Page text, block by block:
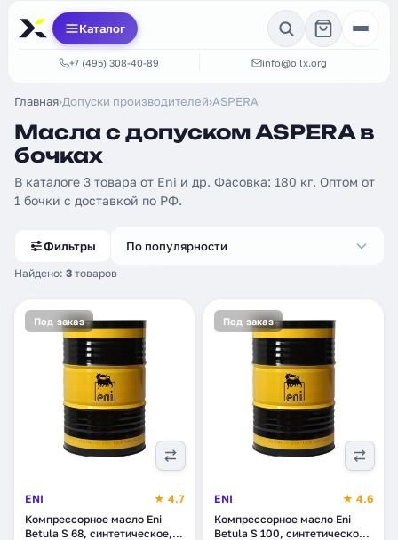
Каталог
+7 (495) 308-40-89 info@oilx.org
Главная›Допуски производителей›ASPERA
Масла с допуском ASPERA в
бочках
В каталоге 3 товара от Eni и др. Фасовка: 180 кг. Оптом от
1 бочки с доставкой по РФ.
Фильтры
Найдено: 3 товаров
По популярности
Под заказ
ENI
★ 4.7
Компрессорное масло Eni
Betula S 68, синтетическое,
Под заказ
ENI
★ 4.6
Компрессорное масло Eni
Betula S 100, синтетическое,